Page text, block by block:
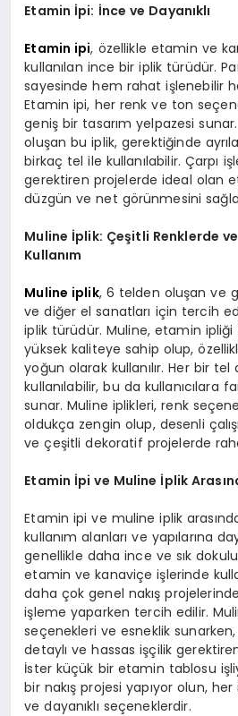
Etamin İpi: İnce ve Dayanıklı
Etamin ipi, özellikle etamin ve
kullanılan ince bir iplik türüdür.
sayesinde hem rahat işlenebilir
Etamin ipi, her renk ve ton
geniş bir tasarım yelpazesi
oluşan bu iplik, gerektiğinde
birkaç tel ile kullanılabilir. Çarpı
gerektiren projelerde ideal olan
düzgün ve net görünmesini
Muline İplik: Çeşitli Renklerde
Kullanım
Muline iplik, 6 telden oluşan ve
ve diğer el sanatları için tercih
iplik türüdür. Muline, etamin ipliği
yüksek kaliteye sahip olup,
yoğun olarak kullanılır. Her bir tel
kullanılabilir, bu da kullanıcılara
sunar. Muline iplikleri, renk
oldukça zengin olup, desenli
ve çeşitli dekoratif projelerde
Etamin İpi ve Muline İplik
Etamin ipi ve muline iplik
kullanım alanları ve yapılarına
genellikle daha ince ve sık
etamin ve kanaviçe işlerinde
daha çok genel nakış
işleme yaparken tercih edilir.
seçenekleri ve esneklik
detaylı ve hassas işçilik
İster küçük bir etamin tablosu
bir nakış projesi yapıyor olun,
ve dayanıklı seçeneklerdir.